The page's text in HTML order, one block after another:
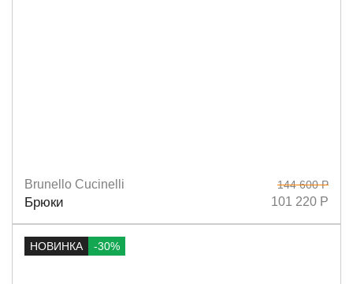
Размеры
Brunello Cucinelli
Брюки
144 600 Р
101 220 Р
НОВИНКА -30%